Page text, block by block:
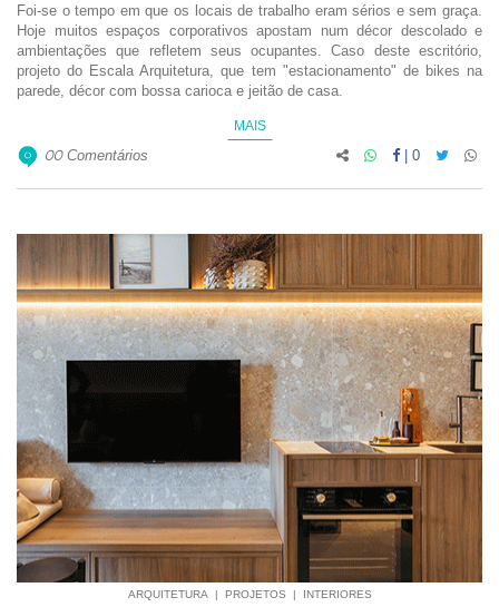
Foi-se o tempo em que os locais de trabalho eram sérios e sem graça.
Hoje muitos espaços corporativos apostam num décor descolado e
ambientações que refletem seus ocupantes. Caso deste escritório,
projeto do Escala Arquitetura, que tem "estacionamento" de bikes na
parede, décor com bossa carioca e jeitão de casa.
MAIS
00 Comentários | 0
ARQUITETURA| PROJETOS INTERIORES